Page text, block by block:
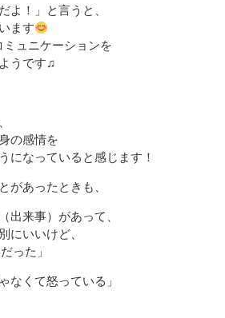
よ！」と言うと、
ます
ュニケーションを
うです♫
の感情を
になっていると感じます！
があったときも、
来事）があって、
いいけど、
った」
なくて怒っている」